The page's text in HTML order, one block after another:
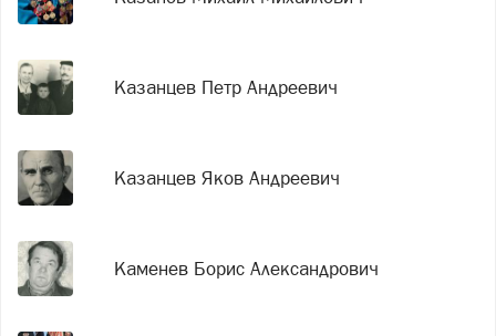
Казанцев Петр Андреевич
Казанцев Яков Андреевич
Каменев Борис Александрович